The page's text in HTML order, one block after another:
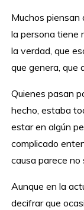
Muchos piensan
la persona tiene
la verdad, que
que genera, que
Quienes pasan
hecho, estaba
estar en algún
complicado
causa parece no
Aunque en la
decifrar que